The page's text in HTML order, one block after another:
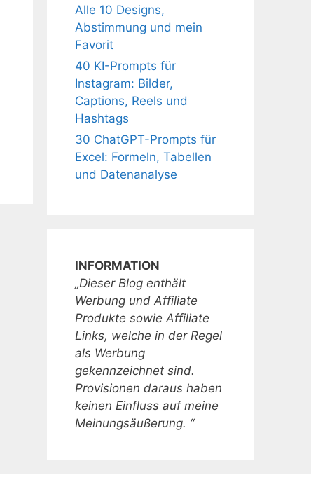
Alle 10 Designs,
Abstimmung und mein
Favorit
40 KI-Prompts für
Instagram: Bilder,
Captions, Reels und
Hashtags
30 ChatGPT-Prompts für
Excel: Formeln, Tabellen
und Datenanalyse
INFORMATION
„Dieser Blog enthält
Werbung und Affiliate
Produkte sowie Affiliate
Links, welche in der Regel
als Werbung
gekennzeichnet sind.
Provisionen daraus haben
keinen Einfluss auf meine
Meinungsäußerung. “